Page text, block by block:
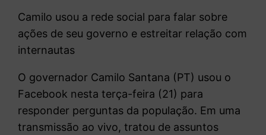
Camilo usou a rede social para falar sobre
ações de seu governo e estreitar relação com
internautas
O governador Camilo Santana (PT) usou o
Facebook nesta terça-feira (21) para
responder perguntas da população. Em uma
transmissão ao vivo, tratou de assuntos